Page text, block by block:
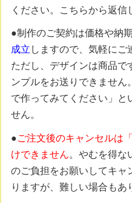
ください。こちらから返信
●制作のご契約は価格や納
成立 しますので、気軽にご
ただし、デザインは商品で
ンプルをお送りできませ
で作ってみてください」と
せん。
●ご注文後のキャンセルは
けできません。やむを得な
のご負担をお願いしてキャ
りますが、難しい場合もあ